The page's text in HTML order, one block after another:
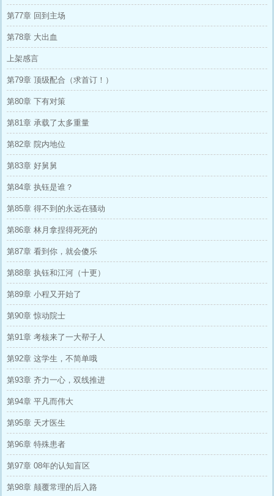
第77章 回到主场
第78章 大出血
上架感言
第79章 顶级配合（求首订！）
第80章 下有对策
第81章 承载了太多重量
第82章 院内地位
第83章 好舅舅
第84章 执钰是谁？
第85章 得不到的永远在骚动
第86章 林月拿捏得死死的
第87章 看到你，就会傻乐
第88章 执钰和江河（十更）
第89章 小程又开始了
第90章 惊动院士
第91章 考核来了一大帮子人
第92章 这学生，不简单哦
第93章 齐力一心，双线推进
第94章 平凡而伟大
第95章 天才医生
第96章 特殊患者
第97章 08年的认知盲区
第98章 颠覆常理的后入路